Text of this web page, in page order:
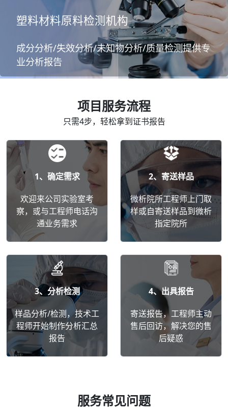
塑料材料原料检测机构
成分分析/失效分析/未知物分析/质量检测提供专
业分析报告
项目服务流程
只需4步，轻松拿到证书报告
1、确定需求
欢迎来公司实验室考
察，或与工程师电话沟
通业务需求
2、寄送样品
微析院所工程师上门取
样或自寄送样品到微析
指定院所
3、分析检测
样品分析/检测，技术工
程师开始制作分析汇总
报告
4、出具报告
寄送报告，工程师主动
售后回访，解决您的售
后疑惑
服务常见问题